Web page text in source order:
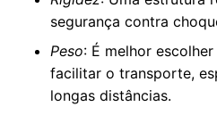
segurança contra
Peso: É melhor
facilitar o transporte,
longas distâncias.